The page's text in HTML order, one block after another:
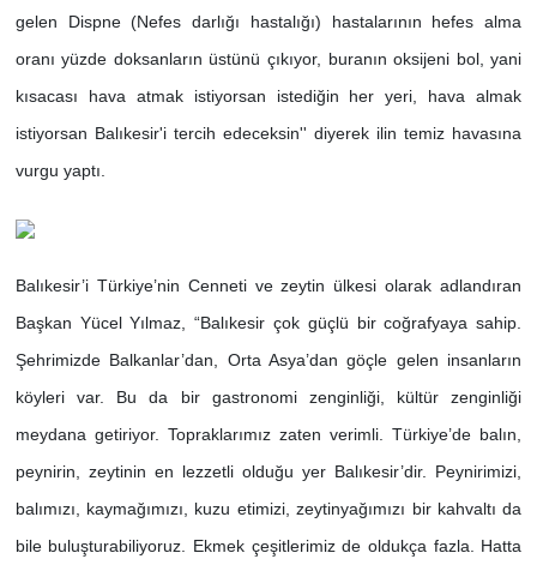
gelen Dispne (Nefes darlığı hastalığı) hastalarının hefes alma
oranı yüzde doksanların üstünü çıkıyor, buranın oksijeni bol, yani
kısacası hava atmak istiyorsan istediğin her yeri, hava almak
istiyorsan Balıkesir'i tercih edeceksin'' diyerek ilin temiz havasına
vurgu yaptı.
Balıkesir’i Türkiye’nin Cenneti ve zeytin ülkesi olarak adlandıran
Başkan Yücel Yılmaz, “Balıkesir çok güçlü bir coğrafyaya sahip.
Şehrimizde Balkanlar’dan, Orta Asya’dan göçle gelen insanların
köyleri var. Bu da bir gastronomi zenginliği, kültür zenginliği
meydana getiriyor. Topraklarımız zaten verimli. Türkiye’de balın,
peynirin, zeytinin en lezzetli olduğu yer Balıkesir’dir. Peynirimizi,
balımızı, kaymağımızı, kuzu etimizi, zeytinyağımızı bir kahvaltı da
bile buluşturabiliyoruz. Ekmek çeşitlerimiz de oldukça fazla. Hatta